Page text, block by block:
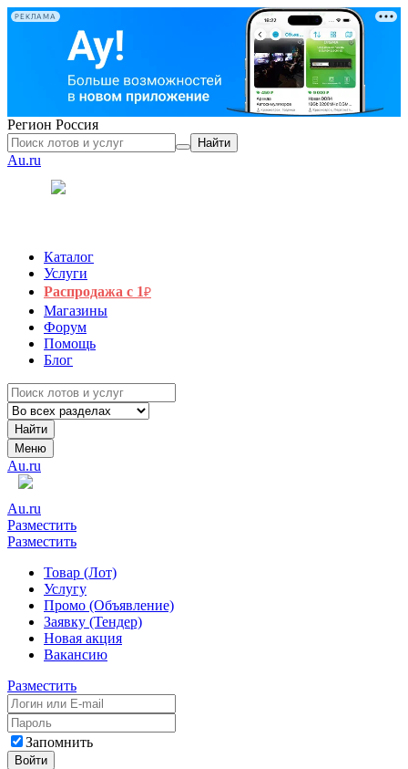
РЕКЛАМА
Регион Россия
Найти
Au.ru
Каталог
Услуги
Распродажа с 1₽
Магазины
Форум
Помощь
Блог
Найти
Меню
Au.ru
Au.ru
Разместить
Разместить
Товар (Лот)
Услугу
Промо (Объявление)
Заявку (Тендер)
Новая акция
Вакансию
Разместить
Запомнить
Войти